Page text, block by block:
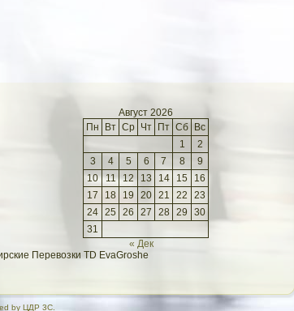
Август 2026
Пн
Вт Ср Чт Пт Сб
Вс
1
2
3
4 5 6 7 8
9
10
11 12 13 14 15
16
17
18 19 20 21 22
23
24 25 26 27 28 29
30
31
« Дек
Перевозки TD EvaGroshe
by ЦДР 3С.